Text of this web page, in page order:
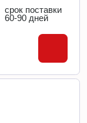
срок поставки
60-90 дней